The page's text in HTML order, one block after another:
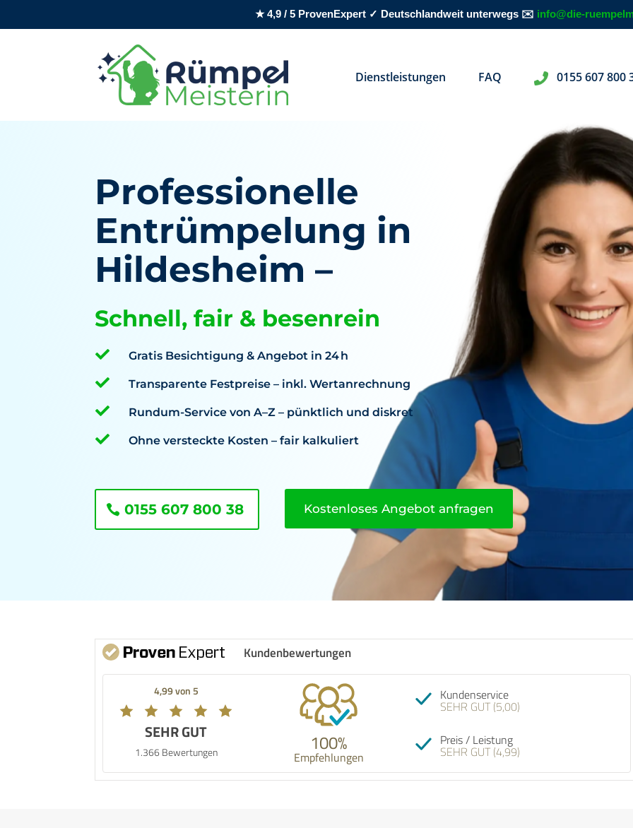
★ 4,9 / 5 ProvenExpert ✓ Deutschlandweit unterwegs ✉️ info@die-
Dienstleistungen FAQ 0155 607 800
Professionelle
Entrümpelung in
Hildesheim –
Schnell, fair & besenrein
 Gratis Besichtigung & Angebot in 24 h
 Transparente Festpreise – inkl. Wertanrechnung
 Rundum-Service von A–Z – pünktlich und diskret
 Ohne versteckte Kosten – fair kalkuliert
0155 607 800 38 Kostenloses Angebot anfragen
Kundenbewertungen
4,99 von 5
SEHR GUT
1.366 Bewertungen 100%
Empfehlungen
Kundenservice
SEHR GUT (5,00)
Preis / Leistung
SEHR GUT (4,99)
07.08.2026
Empfehlung! Top Service von Anfang bis
Ende! Freundlich, professionell und fair im
Preis. Gerne wieder. Danke Rümpel Meisterin